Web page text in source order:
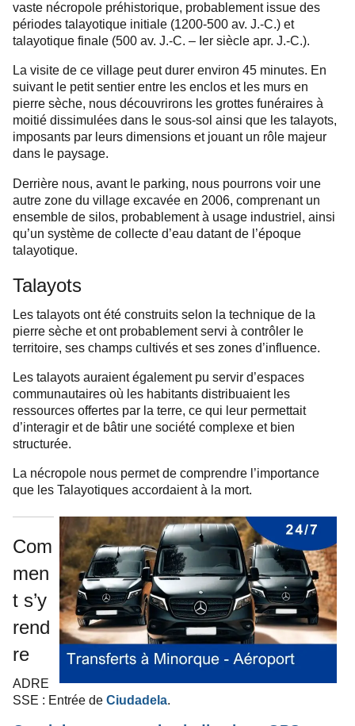
vaste nécropole préhistorique, probablement issue des
périodes talayotique initiale (1200-500 av. J.-C.) et
talayotique finale (500 av. J.-C. – Ier siècle apr. J.-C.).
La visite de ce village peut durer environ 45 minutes. En
suivant le petit sentier entre les enclos et les murs en
pierre sèche, nous découvrirons les grottes funéraires à
moitié dissimulées dans le sous-sol ainsi que les talayots,
imposants par leurs dimensions et jouant un rôle majeur
dans le paysage.
Derrière nous, avant le parking, nous pourrons voir une
autre zone du village excavée en 2006, comprenant un
ensemble de silos, probablement à usage industriel, ainsi
qu’un système de collecte d’eau datant de l’époque
talayotique.
Talayots
Les talayots ont été construits selon la technique de la
pierre sèche et ont probablement servi à contrôler le
territoire, ses champs cultivés et ses zones d’influence.
Les talayots auraient également pu servir d’espaces
communautaires où les habitants distribuaient les
ressources offertes par la terre, ce qui leur permettait
d’interagir et de bâtir une société complexe et bien
structurée.
La nécropole nous permet de comprendre l’importance
que les Talayotiques accordaient à la mort.
Com
men
t s’y
rend
re
ADRE
SSE : Entrée de Ciudadela.